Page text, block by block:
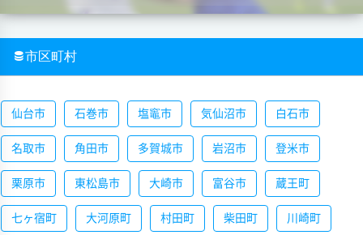
市区町村
仙台市 石巻市 塩竈市 気仙沼市 白石市
名取市 角田市 多賀城市 岩沼市 登米市
栗原市 東松島市 大崎市 富谷市 蔵王町
七ヶ宿町 大河原町 村田町 柴田町 川崎町